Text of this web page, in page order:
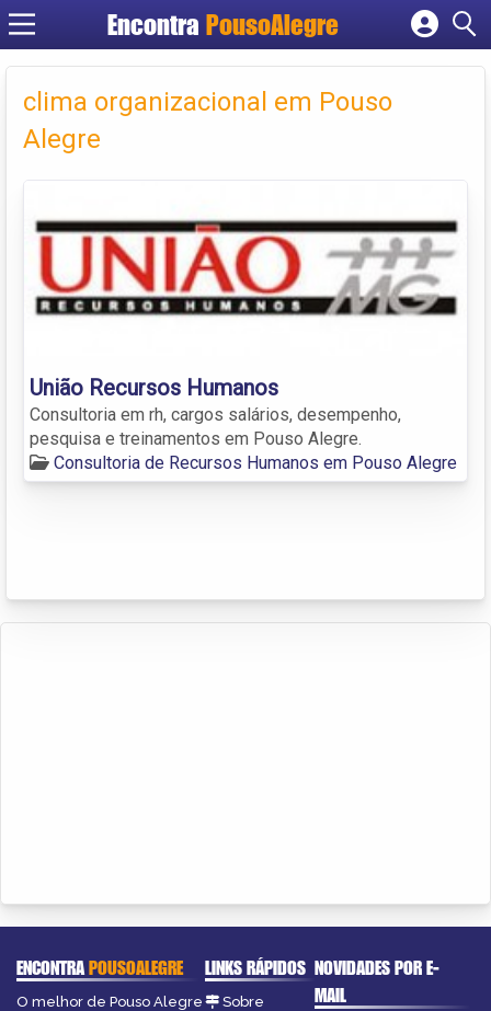
Encontra PousoAlegre
Cadastrar empresa
Criar conta
clima organizacional em Pouso
Alegre
União Recursos Humanos
Consultoria em rh, cargos salários, desempenho,
pesquisa e treinamentos em Pouso Alegre.
Consultoria de Recursos Humanos em Pouso Alegre
ENCONTRAPOUSOALEGRE
O melhor de Pouso Alegre
LINKS RÁPIDOS
Sobre
NOVIDADES POR E-
MAIL